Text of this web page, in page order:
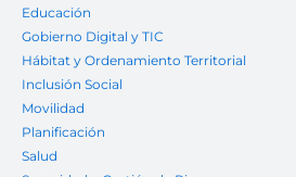
Educación
Gobierno Digital y TIC
Hábitat y Ordenamiento Territorial
Inclusión Social
Movilidad
Planificación
Salud